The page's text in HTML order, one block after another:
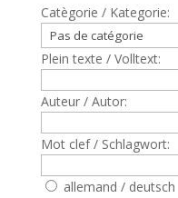
Catègorie / Kategorie:
Plein texte / Volltext:
Auteur / Autor:
Mot clef / Schlagwort:
allemand / deutsch